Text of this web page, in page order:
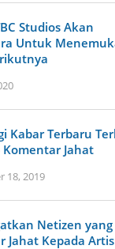
Studios Akan
Untuk
by
Kabar Terbaru
Jahat
18, 2019by
Netizen yang
Jahat Kepada Artis